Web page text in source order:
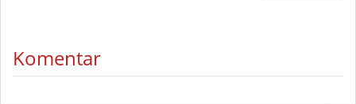
Komentar